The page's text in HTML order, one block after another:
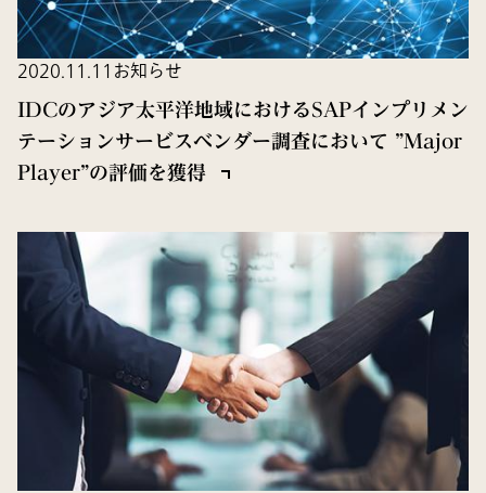
2020.11.11 お知らせ
IDCのアジア太平洋地域におけるSAPインプリメン
テーションサービスベンダー調査において ”Major
Player”の評価を獲得